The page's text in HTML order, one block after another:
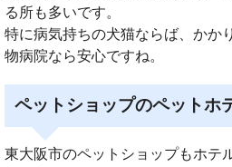
る所も多いです。
特に病気持ちの犬猫ならば、かか
物病院なら安心ですね。
ペットショップのペットホ
東大阪市のペットショップもホテ